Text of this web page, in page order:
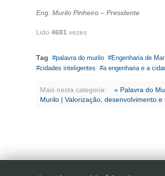
Eng. Murilo Pinheiro – Presidente
Lido 4681 vezes
Tag palavra do murilo Engenharia de
cidades inteligentes
a engenharia e a
Mais nesta categoria: « Palavra do
Murilo | Valorização, desenvolvimento